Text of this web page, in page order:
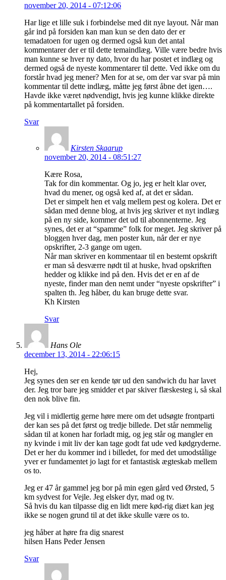
november 20, 2014 - 07:12:06
Har lige et lille suk i forbindelse med dit nye layout. Når man
går ind på forsiden kan man kun se den dato der er
temadatoen for ugen og dermed også kun det antal
kommentarer der er til dette temaindlæg. Ville være bedre hvis
man kunne se hver ny dato, hvor du har postet et indlæg og
dermed også de nyeste kommentarer til dette. Ved ikke om du
forstår hvad jeg mener? Men for at se, om der var svar på min
kommentar til dette indlæg, måtte jeg først åbne det igen….
Havde ikke været nødvendigt, hvis jeg kunne klikke direkte
på kommentartallet på forsiden.
Svar
Kirsten Skaarup
november 20, 2014 - 08:51:27
Kære Rosa,
Tak for din kommentar. Og jo, jeg er helt klar over,
hvad du mener, og også ked af, at det er sådan.
Det er simpelt hen et valg mellem pest og kolera. Det er
sådan med denne blog, at hvis jeg skriver et nyt indlæg
på en ny side, kommer det ud til abonnenterne. Jeg
synes, det er at “spamme” folk for meget. Jeg skriver på
bloggen hver dag, men poster kun, når der er nye
opskrifter, 2-3 gange om ugen.
Når man skriver en kommentaar til en bestemt opskrift
er man så desværre nødt til at huske, hvad opskriften
hedder og klikke ind på den. Hvis det er en af de
nyeste, finder man den nemt under “nyeste opskrifter” i
spalten th. Jeg håber, du kan bruge dette svar.
Kh Kirsten
Svar
Hans Ole
december 13, 2014 - 22:06:15
Hej,
Jeg synes den ser en kende tør ud den sandwich du har lavet
der. Jeg tror bare jeg smidder et par skiver flæskesteg i, så skal
den nok blive fin.
Jeg vil i midlertig gerne høre mere om det udsøgte frontparti
der kan ses på det først og tredje billede. Det står nemmelig
sådan til at konen har forladt mig, og jeg står og mangler en
ny kvinde i mit liv der kan tage godt fat ude ved kødgryderne.
Det er her du kommer ind i billedet, for med det umodstålige
yver er fundamentet jo lagt for et fantastisk ægteskab mellem
os to.
Jeg er 47 år gammel jeg bor på min egen gård ved Ørsted, 5
km sydvest for Vejle. Jeg elsker dyr, mad og tv.
Så hvis du kan tilpasse dig en lidt mere kød-rig diæt kan jeg
ikke se nogen grund til at det ikke skulle være os to.
jeg håber at høre fra dig snarest
hilsen Hans Peder Jensen
Svar